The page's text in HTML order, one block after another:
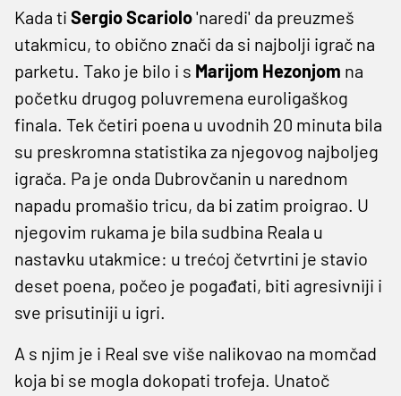
Kada ti Sergio Scariolo'naredi' da preuzmeš
utakmicu, to obično znači da si najbolji igrač na
parketu. Tako je bilo i s Marijom Hezonjom na
početku drugog poluvremena euroligaškog
finala. Tek četiri poena u uvodnih 20 minuta bila
su preskromna statistika za njegovog najboljeg
igrača. Pa je onda Dubrovčanin u narednom
napadu promašio tricu, da bi zatim proigrao. U
njegovim rukama je bila sudbina Reala u
nastavku utakmice: u trećoj četvrtini je stavio
deset poena, počeo je pogađati, biti agresivniji i
sve prisutiniji u igri.
A s njim je i Real sve više nalikovao na momčad
koja bi se mogla dokopati trofeja. Unatoč